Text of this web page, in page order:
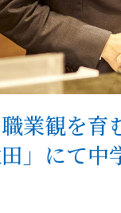
業観を育
」にて中